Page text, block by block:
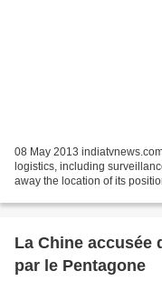
08 May 2013
logistics, including
away the location of its
La Chine accusée
par le Pentagone